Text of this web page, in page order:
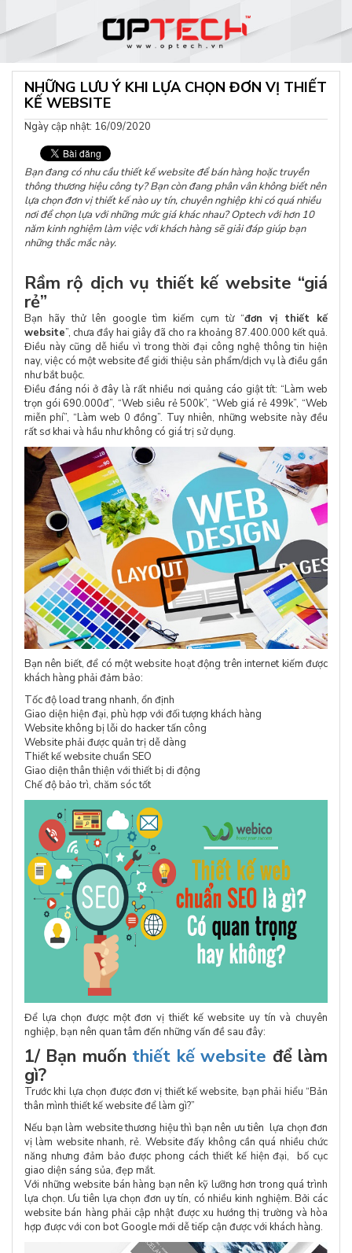
NHỮNG LƯU Ý KHI LỰA CHỌN ĐƠN VỊ THIẾT
KẾ WEBSITE
Ngày cập nhật: 16/09/2020
Bạn đang có nhu cầu thiết kế website để bán hàng hoặc truyền
thông thương hiệu công ty? Bạn còn đang phân vân không biết nên
lựa chọn đơn vị thiết kế nào uy tín, chuyên nghiệp khi có quá nhiều
nơi để chọn lựa với những mức giá khác nhau? Optech với hơn 10
năm kinh nghiệm làm việc với khách hàng sẽ giải đáp giúp bạn
những thắc mắc này.
Rầm rộ dịch vụ thiết kế website “giá
rẻ”
Bạn hãy thử lên google tìm kiếm cụm từ “đơn vị thiết kế
website”, chưa đầy hai giây đã cho ra khoảng 87.400.000 kết quả.
Điều này cũng dễ hiểu vì trong thời đại công nghệ thông tin hiện
nay, việc có một website để giới thiệu sản phẩm/dịch vụ là điều gần
như bắt buộc.
Điều đáng nói ở đây là rất nhiều nơi quảng cáo giật tít: “Làm web
trọn gói 690.000đ”, “Web siêu rẻ 500k”, “Web giá rẻ 499k”, “Web
miễn phí”, “Làm web 0 đồng”. Tuy nhiên, những website này đều
rất sơ khai và hầu như không có giá trị sử dụng.
Bạn nên biết, để có một website hoạt động trên internet kiếm được
khách hàng phải đảm bảo:
Tốc độ load trang nhanh, ổn định
Giao diện hiện đại, phù hợp với đối tượng khách hàng
Website không bị lỗi do hacker tấn công
Website phải được quản trị dễ dàng
Thiết kế website chuẩn SEO
Giao diện thân thiện với thiết bị di động
Chế độ bảo trì, chăm sóc tốt
Để lựa chọn được một đơn vị thiết kế website uy tín và chuyên
nghiệp, bạn nên quan tâm đến những vấn đề sau đây:
1/ Bạn muốn thiết kế website để làm
gì?
Trước khi lựa chọn được đơn vị thiết kế website, bạn phải hiểu “Bản
thân mình thiết kế website để làm gì?”
Nếu bạn làm website thương hiệu thì bạn nên ưu tiên lựa chọn đơn
vị làm website nhanh, rẻ. Website đấy không cần quá nhiều chức
năng nhưng đảm bảo được phong cách thiết kế hiện đại, bố cục
giao diện sáng sủa, đẹp mắt.
Với những website bán hàng bạn nên kỹ lưỡng hơn trong quá trình
lựa chọn. Ưu tiên lựa chọn đơn uy tín, có nhiều kinh nghiệm. Bởi các
website bán hàng phải cập nhật được xu hướng thị trường và hòa
hợp được với con bot Google mới dễ tiếp cận được với khách hàng.